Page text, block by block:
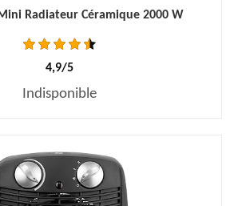
Radiateur Céramique 2000 W
4,9/5
Indisponible